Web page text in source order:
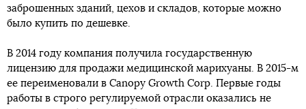
заброшенных зданий, цехов и складов, которые можно
было купить по дешевке.
В 2014 году компания получила государственную
лицензию для продажи медицинской марихуаны. В 2015-м
ее переименовали в Canopy Growth Corp. Первые годы
работы в строго регулируемой отрасли оказались не